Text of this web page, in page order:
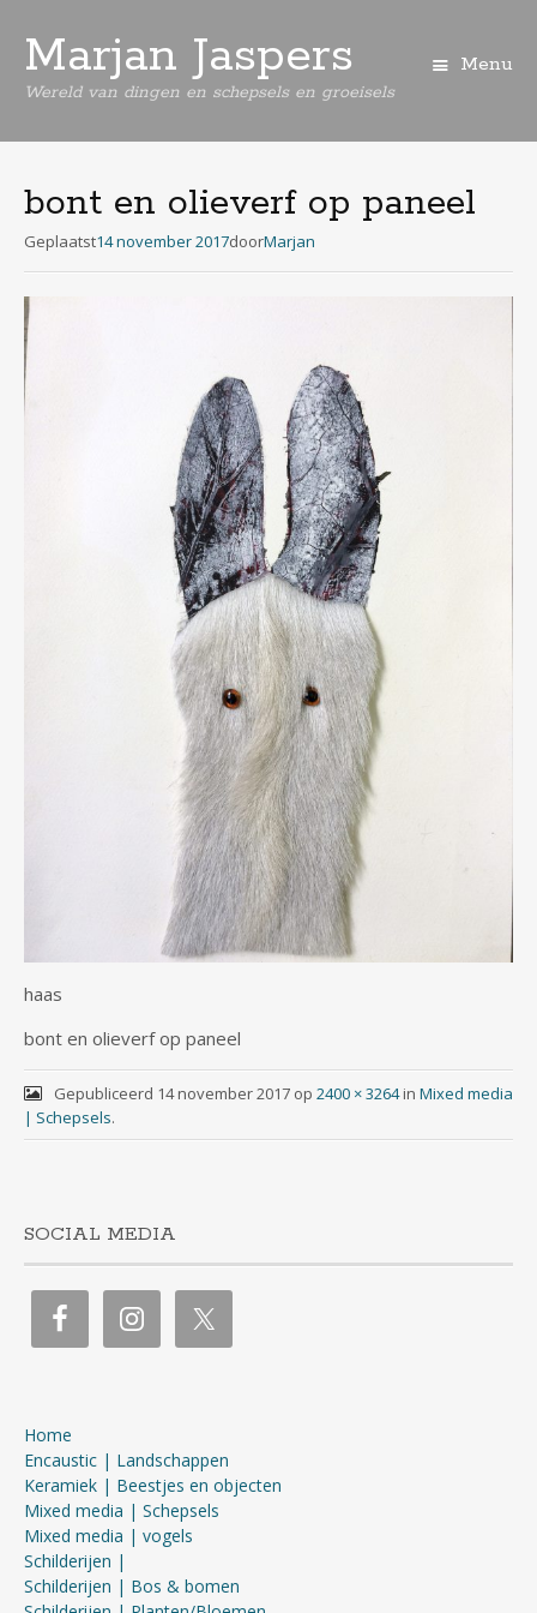
Marjan Jaspers
Wereld van dingen en schepsels en groeisels
Menu
inhoud
bont en olieverf op paneel
Geplaatst14 november 2017doorMarjan
haas
bont en olieverf op paneel
Gepubliceerd 14 november 2017op 2400 × 3264in Mixed media
| Schepsels.
SOCIAL MEDIA
Home
Encaustic | Landschappen
Keramiek | Beestjes en objecten
Mixed media | Schepsels
Mixed media | vogels
Schilderijen |
Schilderijen | Bos & bomen